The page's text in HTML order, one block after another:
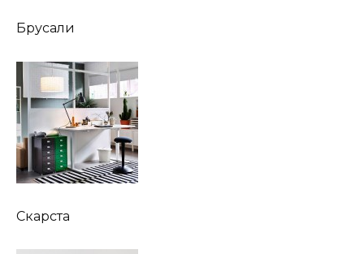
Брусали
Скарста